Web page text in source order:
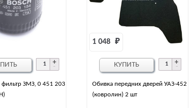
ЗМЗ, 0 451 203
Обивка передних дверей УАЗ-452
(ковролин) 2 шт
1 048 ₽
КУПИТЬ